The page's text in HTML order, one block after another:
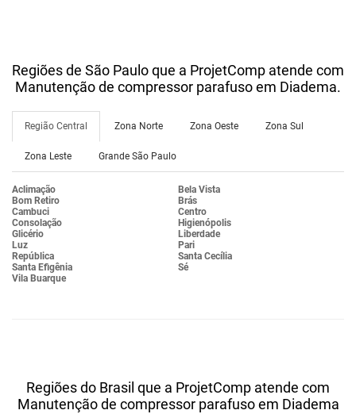
Regiões de São Paulo que a ProjetComp atende com
Manutenção de compressor parafuso em Diadema.
Região Central Zona Norte Zona Oeste Zona Sul
Zona Leste Grande São Paulo
Aclimação
Bela Vista
Bom Retiro
Brás
Cambuci
Centro
Consolação
Higienópolis
Glicério
Liberdade
Luz
Pari
República
Santa Cecília
Santa Efigênia
Sé
Vila Buarque
Regiões do Brasil que a ProjetComp atende com
Manutenção de compressor parafuso em Diadema